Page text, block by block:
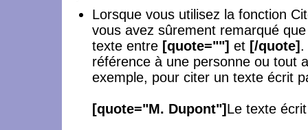
Lorsque vous utilisez la fonction
vous avez sûrement remarqué
texte entre [quote=""] et [/quote] .
référence à une personne ou tout
exemple, pour citer un texte écrit
[quote="M. Dupont"] Le texte